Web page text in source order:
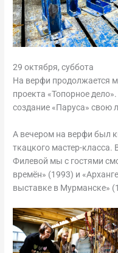
29 октября, суббота
На верфи продолжается
проекта «Топорное
создание «Паруса» свою
А вечером на верфи был
ткацкого мастер-класса.
Филевой мы с гостями
времён» (1993) и
выставке в Мурманске»